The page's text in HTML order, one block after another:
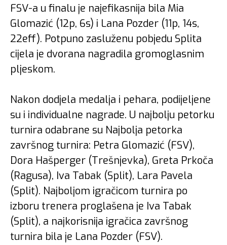
FSV-a u finalu je najefikasnija bila Mia
Glomazić (12p, 6s) i Lana Pozder (11p, 14s,
22eff). Potpuno zasluženu pobjedu Splita
cijela je dvorana nagradila gromoglasnim
pljeskom.
Nakon dodjela medalja i pehara, podijeljene
su i individualne nagrade. U najbolju petorku
turnira odabrane su Najbolja petorka
završnog turnira: Petra Glomazić (FSV),
Dora Hašperger (Trešnjevka), Greta Prkoča
(Ragusa), Iva Tabak (Split), Lara Pavela
(Split). Najboljom igračicom turnira po
izboru trenera proglašena je Iva Tabak
(Split), a najkorisnija igračica završnog
turnira bila je Lana Pozder (FSV).